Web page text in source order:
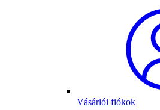
Vásárlói fiókok